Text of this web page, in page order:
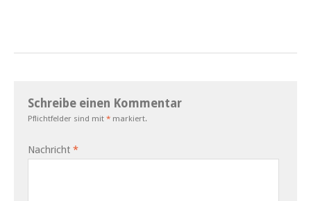
Schreibe einen Kommentar
Pflichtfelder sind mit * markiert.
Nachricht *